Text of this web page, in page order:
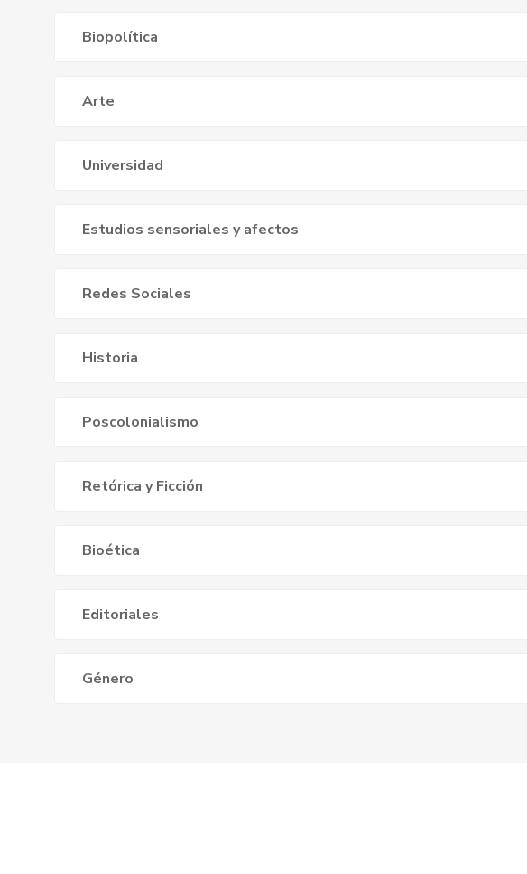
Biopolítica
Arte
Universidad
Estudios sensoriales y afectos
Redes Sociales
Historia
Poscolonialismo
Retórica y Ficción
Bioética
Editoriales
Género